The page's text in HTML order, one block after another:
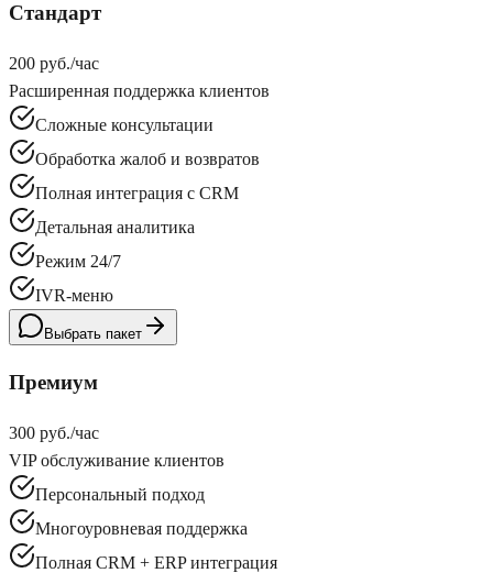
Стандарт
200 руб./час
Расширенная поддержка клиентов
Сложные консультации
Обработка жалоб и возвратов
Полная интеграция с CRM
Детальная аналитика
Режим 24/7
IVR-меню
Выбрать пакет
Премиум
300 руб./час
VIP обслуживание клиентов
Персональный подход
Многоуровневая поддержка
Полная CRM + ERP интеграция